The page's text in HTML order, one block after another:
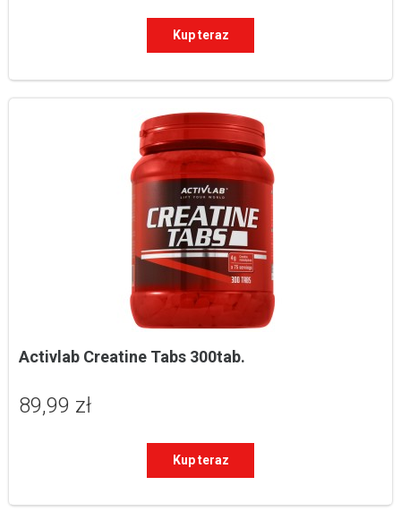
Kup teraz
Activlab Creatine Tabs 300tab.
89,99 zł
Kup teraz